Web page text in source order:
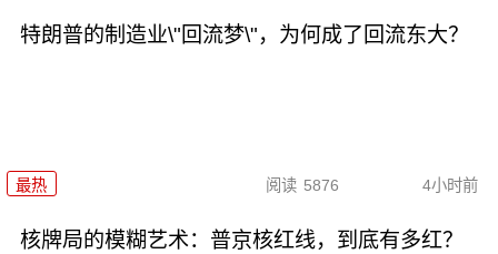
特朗普的制造业\"回流梦\"，为何成了回流东大？
最热 阅读 5876 4小时前
核牌局的模糊艺术：普京核红线，到底有多红？